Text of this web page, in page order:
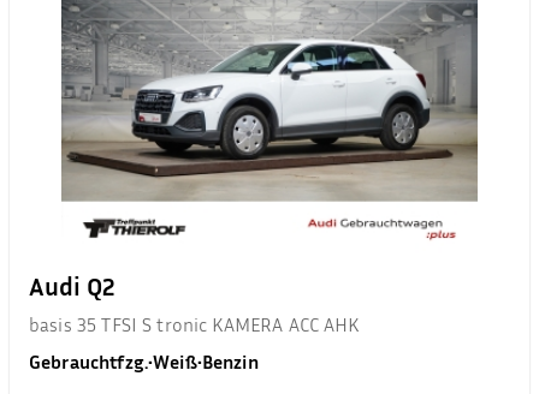
Audi Q2
basis 35 TFSI S tronic KAMERA ACC AHK
Gebrauchtfzg.•Weiß•Benzin